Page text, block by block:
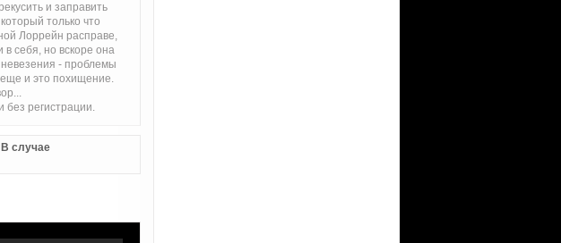
и заправить
только что
Лоррейн расправе,
себя, но вскоре она
- проблемы
еще и это похищение.
регистрации.
случае